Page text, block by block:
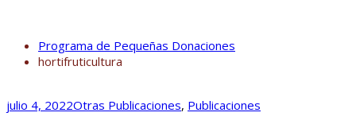
Programa de Pequeñas Donaciones
hortifruticultura
julio 4, 2022Otras Publicaciones, Publicaciones